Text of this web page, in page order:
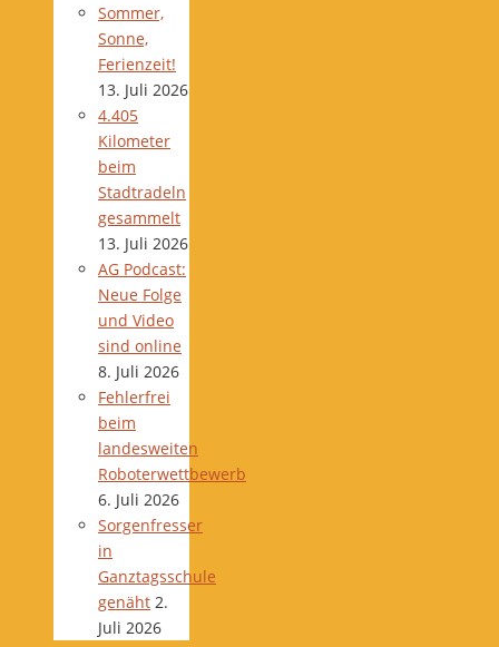
Sommer,
Sonne,
Ferienzeit!
13. Juli 2026
4.405
Kilometer
beim
Stadtradeln
gesammelt
13. Juli 2026
AG Podcast:
Neue Folge
und Video
sind online
8. Juli 2026
Fehlerfrei
beim
landesweiten
Roboterwettbewerb
6. Juli 2026
Sorgenfresser
in
Ganztagsschule
genäht 2.
Juli 2026